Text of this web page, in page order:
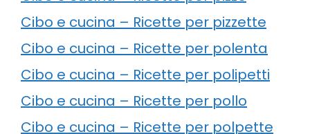
Cibo e cucina – Ricette per pizzette
Cibo e cucina – Ricette per polenta
Cibo e cucina – Ricette per polipetti
Cibo e cucina – Ricette per pollo
Cibo e cucina – Ricette per polpette